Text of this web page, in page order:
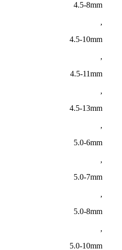
4.5-8mm
,
4.5-10mm
,
4.5-11mm
,
4.5-13mm
,
5.0-6mm
,
5.0-7mm
,
5.0-8mm
,
5.0-10mm